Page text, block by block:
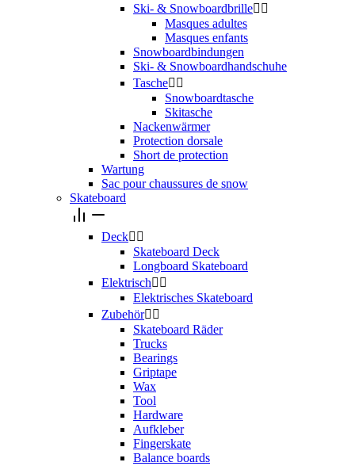
Ski- & Snowboardbrille 
Masques adultes
Masques enfants
Snowboardbindungen
Ski- & Snowboardhandschuhe
Tasche 
Snowboardtasche
Skitasche
Nackenwärmer
Protection dorsale
Short de protection
Wartung
Sac pour chaussures de snow
Skateboard
Deck 
Skateboard Deck
Longboard Skateboard
Elektrisch 
Elektrisches Skateboard
Zubehör 
Skateboard Räder
Trucks
Bearings
Griptape
Wax
Tool
Hardware
Aufkleber
Fingerskate
Balance boards